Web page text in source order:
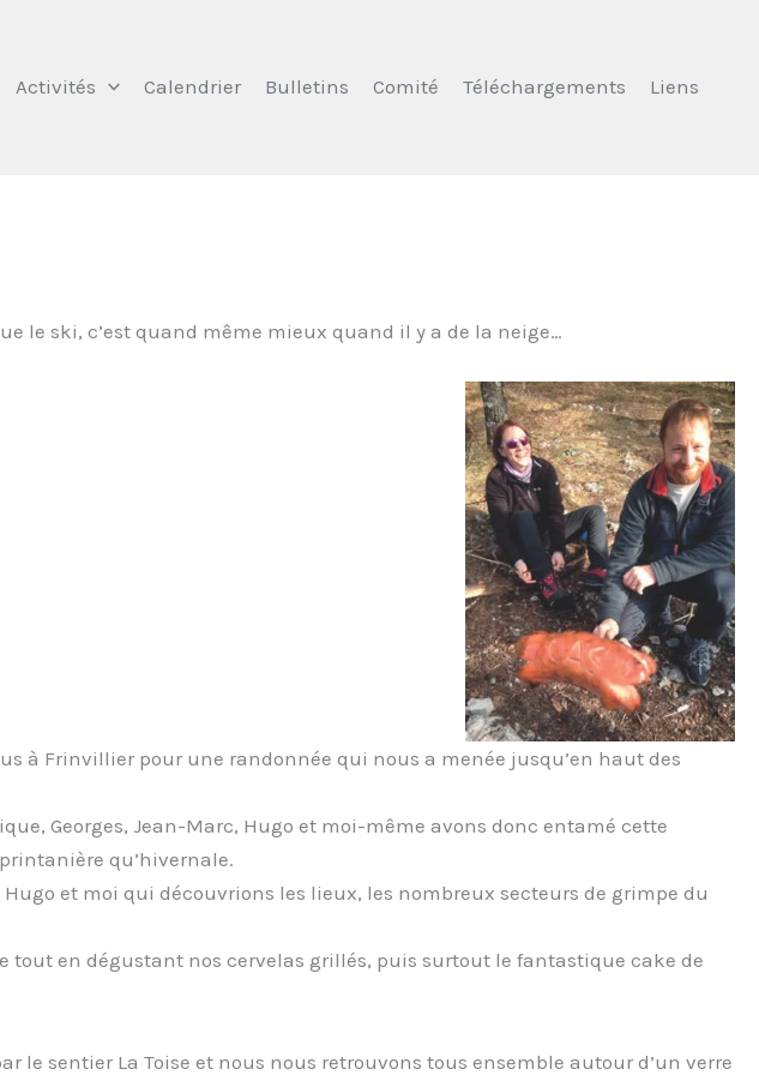
Activités Calendrier Bulletins Comité Téléchargements Liens
le ski, c’est quand même mieux quand il y a de la neige…
à Frinvillier pour une randonnée qui nous a menée jusqu’en haut des
Georges, Jean-Marc, Hugo et moi-même avons donc entamé cette
qu’hivernale.
et moi qui découvrions les lieux, les nombreux secteurs de grimpe du
tout en dégustant nos cervelas grillés, puis surtout le fantastique cake de
sentier La Toise et nous nous retrouvons tous ensemble autour d’un verre